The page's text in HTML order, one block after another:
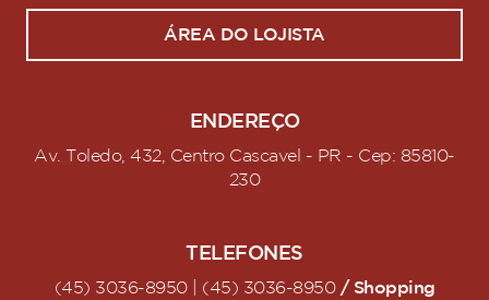
ÁREA DO LOJISTA
ENDEREÇO
Av. Toledo, 432, Centro Cascavel - PR - Cep: 85810-
230
TELEFONES
(45) 3036-8950 | (45) 3036-8950/ Shopping